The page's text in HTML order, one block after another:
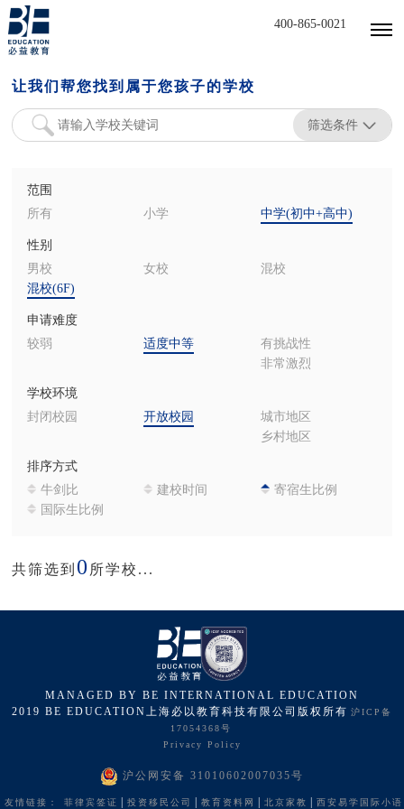
400-865-0021
让我们帮您找到属于您孩子的学校
筛选条件
范围
所有
小学 中学(初中+高中)
性别
男校
女校
混校
混校(6F)
申请难度
较弱
适度中等
有挑战性
非常激烈
学校环境
封闭校园
开放校园
城市地区
乡村地区
排序方式
牛剑比
建校时间
寄宿生比例
国际生比例
共筛选到 0 所学校...
MANAGED BY BE INTERNATIONAL EDUCATION
2019 BE EDUCATION上海必以教育科技有限公司版权所有 沪ICP备
17054368号
Privacy Policy
沪公网安备 31010602007035号
友情链接： 菲律宾签证 投资移民公司 教育资料网 北京家教 西安易学国际小语